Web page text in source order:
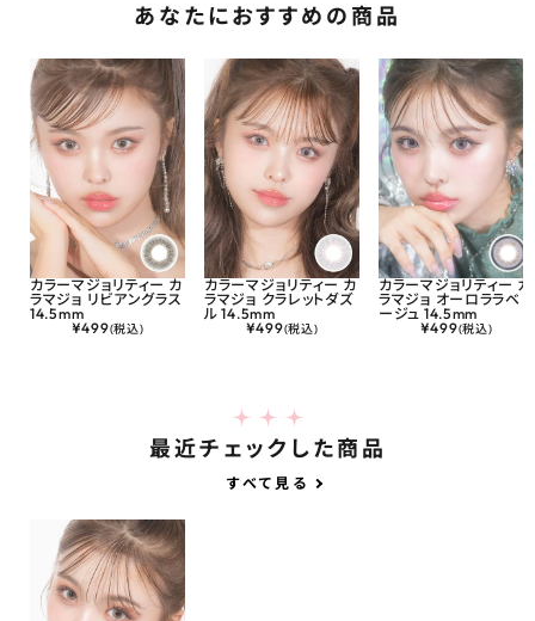
あなたにおすすめの商品
カラーマジョリティー カ
ラマジョ リビアングラス
14.5mm
¥499(税込)
カラーマジョリティー カ
ラマジョ クラレットダズ
ル 14.5mm
¥499(税込)
カラーマジョリティー カ
ラマジョ オーロララベ
ージュ 14.5mm
¥499(税込)
最近チェックした商品
すべて見る